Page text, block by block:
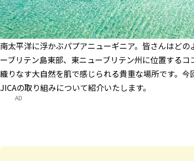
南太平洋に浮かぶパプアニューギニア。皆さんはど
ーブリテン島東部、東ニューブリテン州に位置する
織りなす大自然を肌で感じられる貴重な場所です。
JICAの取り組みについて紹介いたします。
AD